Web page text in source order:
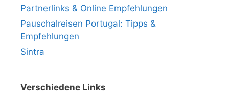
Partnerlinks & Online Empfehlungen
Pauschalreisen Portugal: Tipps &
Empfehlungen
Sintra
Verschiedene Links